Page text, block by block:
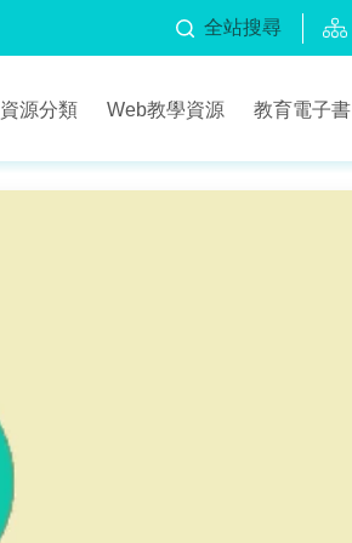
全站搜尋
資源分類 Web教學資源 教育電子書